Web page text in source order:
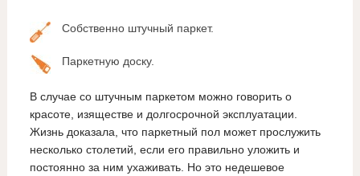
Собственно штучный паркет.
Паркетную доску.
В случае со штучным паркетом можно говорить о
красоте, изяществе и долгосрочной эксплуатации.
Жизнь доказала, что паркетный пол может прослужить
несколько столетий, если его правильно уложить и
постоянно за ним ухаживать. Но это недешевое